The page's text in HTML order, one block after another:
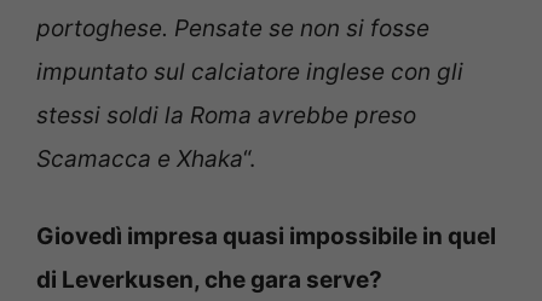
portoghese. Pensate se non si fosse
impuntato sul calciatore inglese con gli
stessi soldi la Roma avrebbe preso
Scamacca e Xhaka“.
Giovedì impresa quasi impossibile in quel
di Leverkusen, che gara serve?